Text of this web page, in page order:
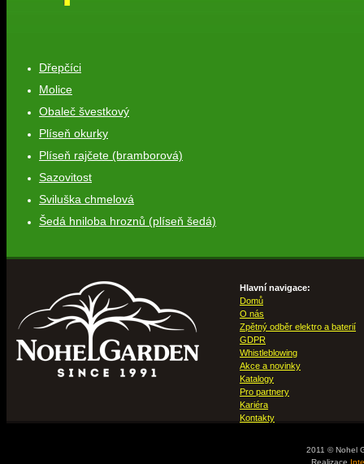
Dřepčíci
Molice
Obaleč švestkový
Plíseň okurky
Plíseň rajčete (bramborová)
Sazovitost
Sviluška chmelová
Šedá hniloba hroznů (plíseň šedá)
Hlavní navigace:
Domů
O nás
Zpětný odběr elektro a baterií
GDPR
Whistleblowing
Akce a novinky
Katalogy
Pro partnery
Kariéra
Kontakty
2011 © Nohel